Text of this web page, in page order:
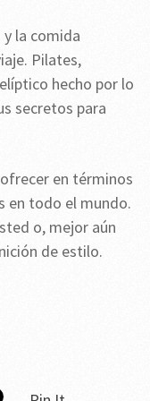
la comida
Pilates,
hecho por lo
secretos para
en términos
en todo el mundo.
o, mejor aún
de estilo.